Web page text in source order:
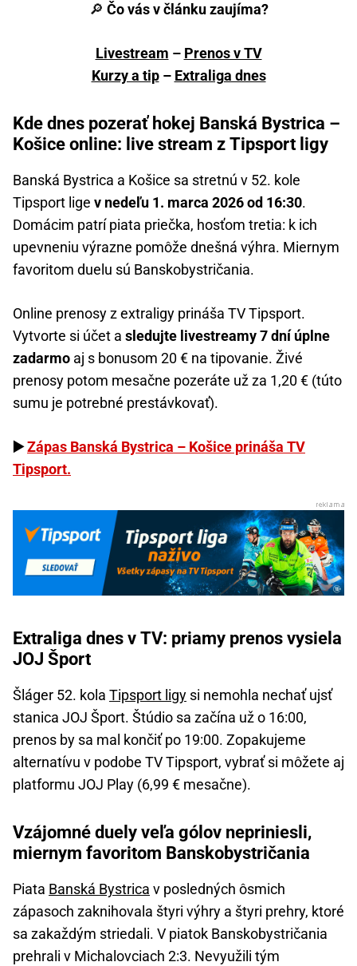
🔎 Čo vás v článku zaujíma?
Livestream – Prenos v TV
Kurzy a tip– Extraliga dnes
Kde dnes pozerať hokej Banská Bystrica –
Košice online: live stream z Tipsport ligy
Banská Bystrica a Košice sa stretnú v 52. kole
Tipsport lige v nedeľu 1. marca 2026 od 16:30.
Domácim patrí piata priečka, hosťom tretia: k ich
upevneniu výrazne pomôže dnešná výhra. Miernym
favoritom duelu sú Banskobystričania.
Online prenosy z extraligy prináša TV Tipsport.
Vytvorte si účet a sledujte livestreamy 7 dní úplne
zadarmo aj s bonusom 20 € na tipovanie. Živé
prenosy potom mesačne pozeráte už za 1,20 € (túto
sumu je potrebné prestávkovať).
▶️Zápas Banská Bystrica – Košice prináša TV
Tipsport.
Extraliga dnes v TV: priamy prenos vysiela
JOJ Šport
Šláger 52. kola Tipsport ligy si nemohla nechať ujsť
stanica JOJ Šport. Štúdio sa začína už o 16:00,
prenos by sa mal končiť po 19:00. Zopakujeme
alternatívu v podobe TV Tipsport, vybrať si môžete aj
platformu JOJ Play (6,99 € mesačne).
Vzájomné duely veľa gólov nepriniesli,
miernym favoritom Banskobystričania
Piata Banská Bystrica v posledných ôsmich
zápasoch zaknihovala štyri výhry a štyri prehry, ktoré
sa zakaždým striedali. V piatok Banskobystričania
prehrali v Michalovciach 2:3. Nevyužili tým